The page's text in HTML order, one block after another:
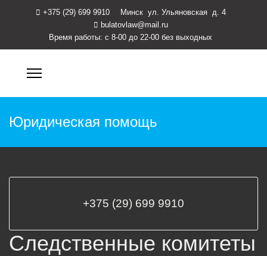
+375 (29) 699 9910
Минск ул. Ульяновская д. 4
bulatovlaw@mail.ru
Время работы: с 8-00 до 22-00 без выходных
Юридическая помощь
+375 (29) 699 9910
Следственные комитеты